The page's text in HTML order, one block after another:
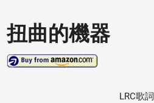
扭曲的機器
LRC歌詞